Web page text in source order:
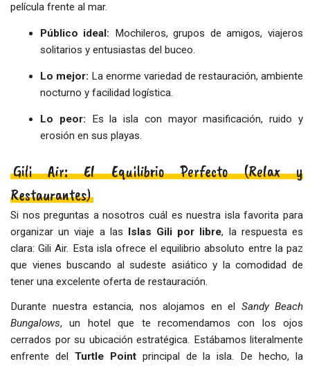
película frente al mar.
Público ideal: Mochileros, grupos de amigos, viajeros
solitarios y entusiastas del buceo.
Lo mejor: La enorme variedad de restauración, ambiente
nocturno y facilidad logística.
Lo peor: Es la isla con mayor masificación, ruido y
erosión en sus playas.
Gili Air: El Equilibrio Perfecto (Relax y
Restaurantes)
Si nos preguntas a nosotros cuál es nuestra isla favorita para
organizar un viaje a las Islas Gili por libre, la respuesta es
clara: Gili Air. Esta isla ofrece el equilibrio absoluto entre la paz
que vienes buscando al sudeste asiático y la comodidad de
tener una excelente oferta de restauración.
Durante nuestra estancia, nos alojamos en el Sandy Beach
Bungalows, un hotel que te recomendamos con los ojos
cerrados por su ubicación estratégica. Estábamos literalmente
enfrente del Turtle Pointprincipal de la isla. De hecho, la